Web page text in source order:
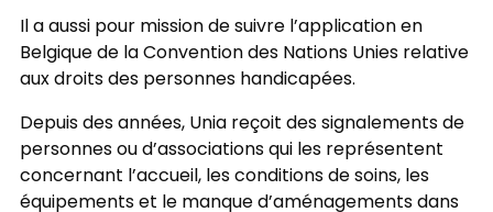
Il a aussi pour mission de suivre l’application en
Belgique de la Convention des Nations Unies relative
aux droits des personnes handicapées.
Depuis des années, Unia reçoit des signalements de
personnes ou d’associations qui les représentent
concernant l’accueil, les conditions de soins, les
équipements et le manque d’aménagements dans